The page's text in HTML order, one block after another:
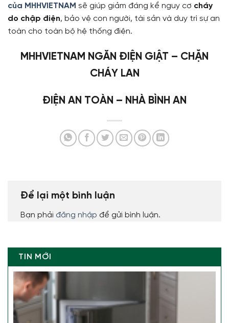
của MHHVIETNAM sẽ giúp giảm đáng kể nguy cơ cháy
do chập điện, bảo vệ con người, tài sản và duy trì sự an
toàn cho toàn bộ hệ thống điện.
MHHVIETNAM NGĂN ĐIỆN GIẬT – CHẶN
CHÁY LAN
ĐIỆN AN TOÀN – NHÀ BÌNH AN
Để lại một bình luận
Bạn phải đăng nhập để gửi bình luận.
TIN MỚI